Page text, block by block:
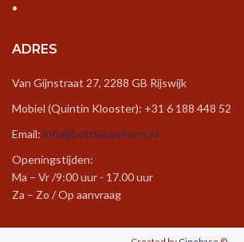
ADRES
Van Gijnstraat 27, 2288 GB Rijswijk
Mobiel (Quintin Klooster): +31 6 188 448 52
Email: info@bottlebusiness.nl
Openingstijden:
Ma – Vr /9:00 uur - 17.00 uur
Za – Zo / Op aanvraag